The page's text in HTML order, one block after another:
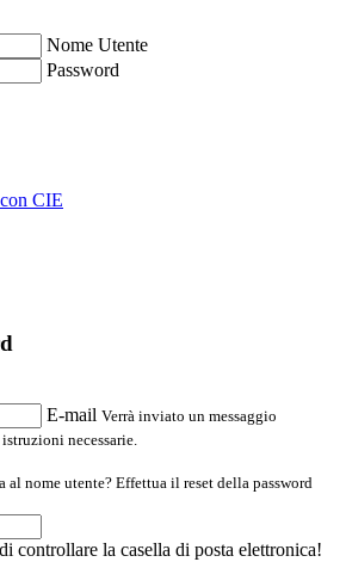
Nome Utente
Password
CIE
E-mail Verrà inviato un messaggio
necessarie.
al nome utente? Effettua il reset della password
controllare la casella di posta elettronica!